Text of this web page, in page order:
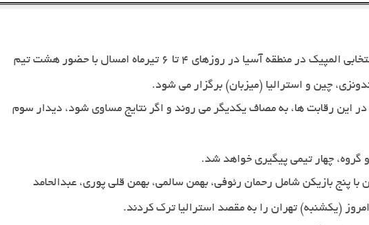
مرحله نهایی مسابقه های والیبال ساحلی انتخابی المپیک در منطقه آسیا در روزهای 4 تا 6 تیرماه امسال با حضور هشت تیم
چین و استرالیا (میزبان) برگزار می شود.
این رقابت ها، به مصاف یکدیگر می روند و اگر نتایج مساوی شود، دیدار سوم
گروه، چهار تیمی پیگیری خواهد شد.
پنج بازیکن شامل رحمان رئوفی، بهمن سالمی، بهمن قلی پوری، عبدالحامد
.